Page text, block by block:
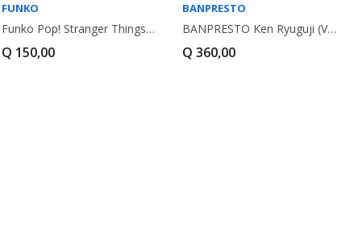
FUNKO
Funko Pop! Stranger Things Henry (001)
Q 150,00
BANPRESTO
BANPRESTO Ken Ryuguji (Vol. 2) - Tokyo Revengers
Q 360,00